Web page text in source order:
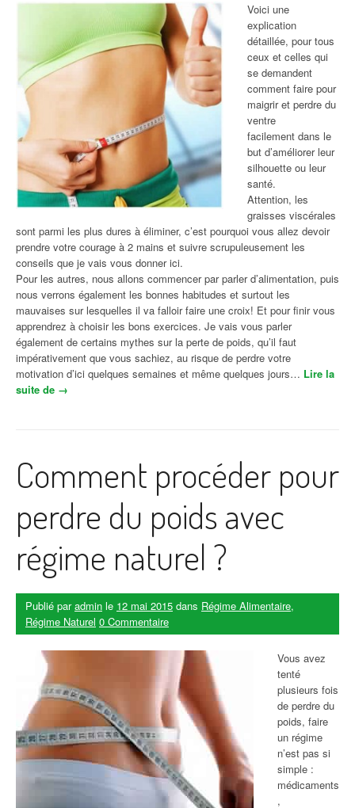
Voici une
explication
détaillée, pour tous
ceux et celles qui
se demandent
comment faire pour
maigrir et perdre du
ventre
facilement dans le
but d’améliorer leur
silhouette ou leur
santé.
Attention, les
graisses viscérales
sont parmi les plus dures à éliminer, c’est pourquoi vous allez devoir
prendre votre courage à 2 mains et suivre scrupuleusement les
conseils que je vais vous donner ici.
Pour les autres, nous allons commencer par parler d’alimentation, puis
nous verrons également les bonnes habitudes et surtout les
mauvaises sur lesquelles il va falloir faire une croix! Et pour finir vous
apprendrez à choisir les bons exercices. Je vais vous parler
également de certains mythes sur la perte de poids, qu’il faut
impérativement que vous sachiez, au risque de perdre votre
motivation d’ici quelques semaines et même quelques jours… Lire la
suite de « Comment faire pour maigrir et perdre du ventre
→
Comment procéder pour
perdre du poids avec
régime naturel ?
Publié paradmin le 12 mai 2015 dans Régime Alimentaire,
Régime Naturel 0 Commentaire
Vous avez
tenté
plusieurs fois
de perdre du
poids, faire
un régime
n’est pas si
simple :
médicaments
,